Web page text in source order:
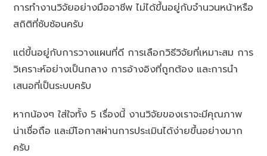
การทำงานวิจัยอย่างมืออาชีพ ไม่ได้ขึ้นอยู่กับจำนวนหน้าหรือ
สถิติที่ซับซ้อนครับ
แต่ขึ้นอยู่กับการวางแผนที่ดี การเลือกวิธีวิจัยที่เหมาะสม การ
วิเคราะห์อย่างเป็นกลาง การอ้างอิงที่ถูกต้อง และการนำ
เสนอที่เป็นระบบครับ
หากน้องๆ ใส่ใจทั้ง 5 เรื่องนี้ งานวิจัยของเราจะมีคุณภาพ
น่าเชื่อถือ และมีโอกาสผ่านการประเมินได้ง่ายขึ้นอย่างมาก
ครับ